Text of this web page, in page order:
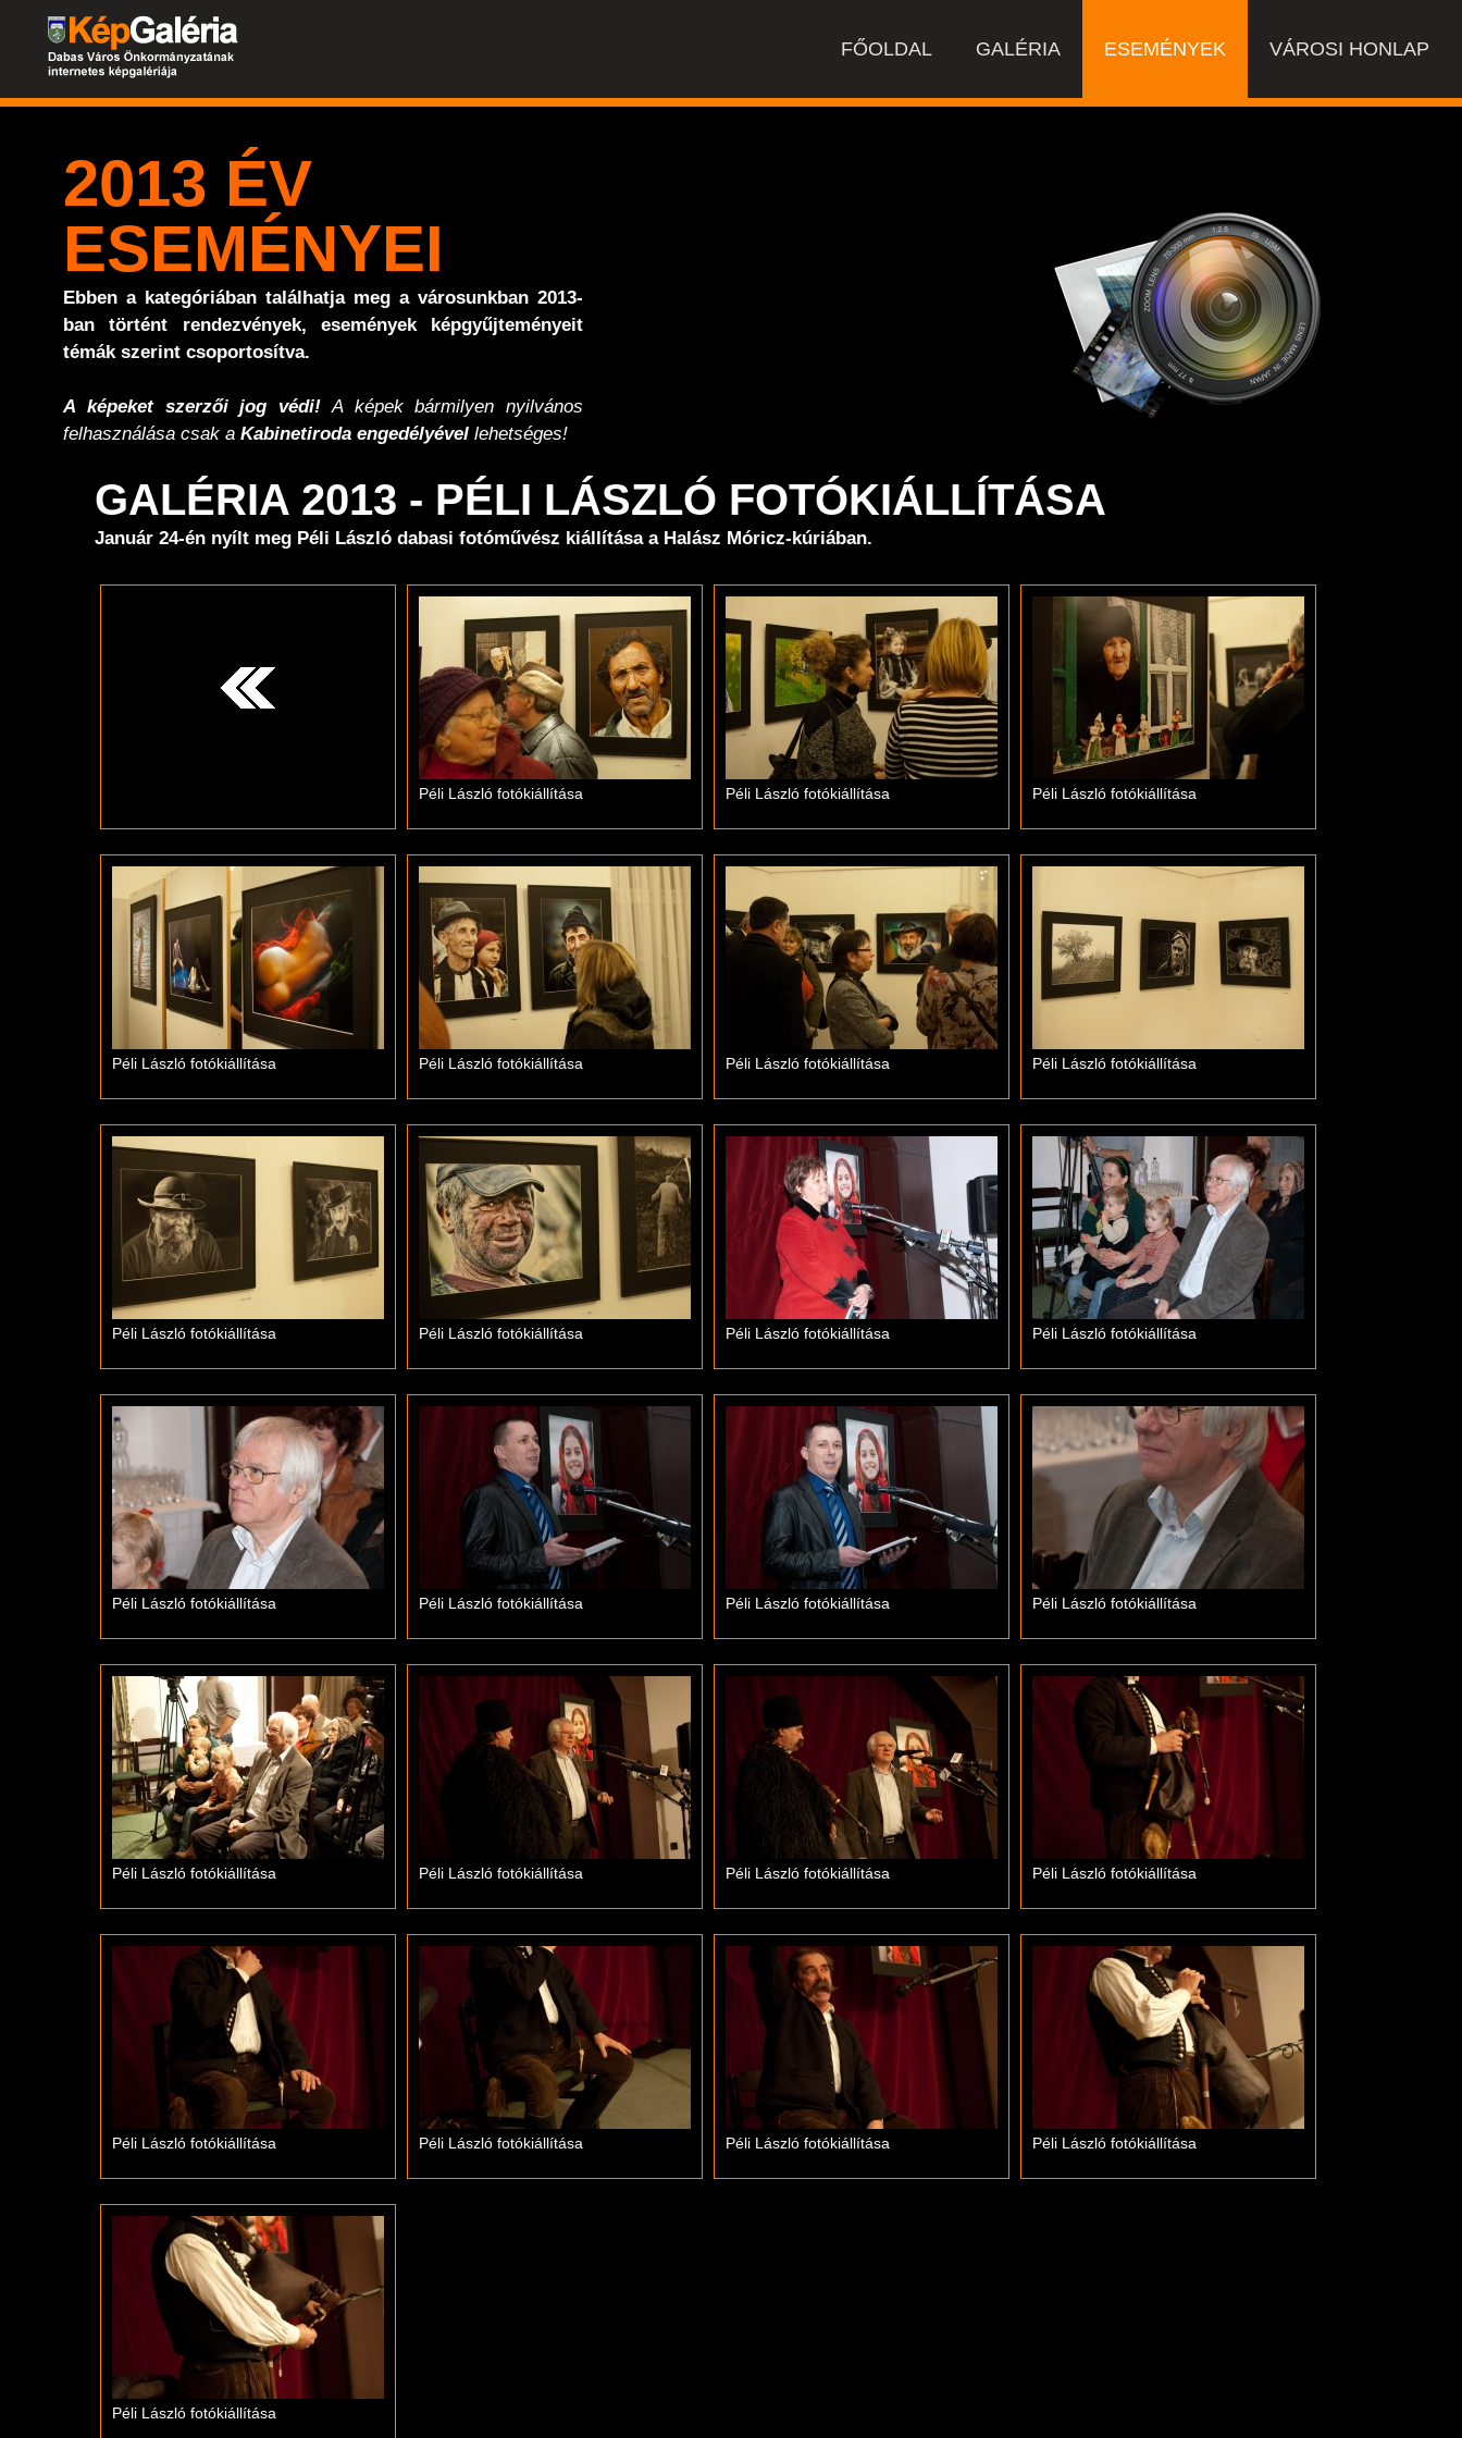
FŐOLDAL GALÉRIA ESEMÉNYEK VÁROSI HONLAP
2013 ÉV
ESEMÉNYEI
Ebben a kategóriában találhatja meg a városunkban 2013-
ban történt rendezvények, események képgyűjteményeit
témák szerint csoportosítva.
A képeket szerzői jog védi! A képek bármilyen nyilvános
felhasználása csak a Kabinetiroda engedélyével lehetséges!
GALÉRIA 2013 - PÉLI LÁSZLÓ FOTÓKIÁLLÍTÁSA
Január 24-én nyílt meg Péli László dabasi fotóművész kiállítása a Halász Móricz-kúriában.
Péli László fotókiállítása Péli László fotókiállítása Péli László fotókiállítása
Péli László fotókiállítása Péli László fotókiállítása Péli László fotókiállítása Péli László fotókiállítása
Péli László fotókiállítása Péli László fotókiállítása Péli László fotókiállítása Péli László fotókiállítása
Péli László fotókiállítása Péli László fotókiállítása Péli László fotókiállítása Péli László fotókiállítása
Péli László fotókiállítása Péli László fotókiállítása Péli László fotókiállítása Péli László fotókiállítása
Péli László fotókiállítása Péli László fotókiállítása Péli László fotókiállítása Péli László fotókiállítása
Péli László fotókiállítása